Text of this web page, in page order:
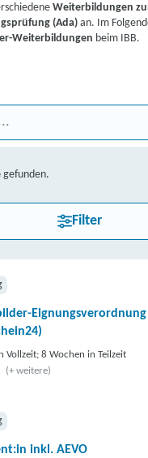
Weiterbildungen
(Ada) an. Im
Weiterbildungen beim IBB.
gefunden.
Filter
Vollzeit; 8 Wochen in Teilzeit
(+ weitere)
inkl. AEVO